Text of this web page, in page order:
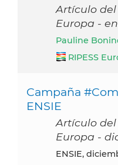
Artículo
Europa -
Pauline
RIPESS
Campaña
ENSIE
Artículo
Europa -
ENSIE,